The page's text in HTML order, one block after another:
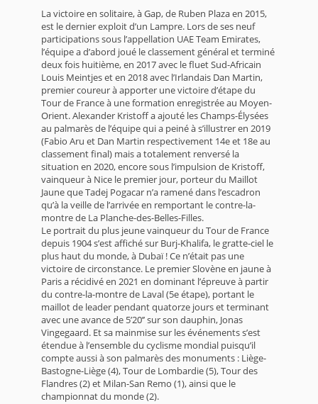
La victoire en solitaire, à Gap, de Ruben Plaza en 2015,
est le dernier exploit d’un Lampre. Lors de ses neuf
participations sous l’appellation UAE Team Emirates,
l’équipe a d’abord joué le classement général et terminé
deux fois huitième, en 2017 avec le fluet Sud-Africain
Louis Meintjes et en 2018 avec l’Irlandais Dan Martin,
premier coureur à apporter une victoire d’étape du
Tour de France à une formation enregistrée au Moyen-
Orient. Alexander Kristoff a ajouté les Champs-Élysées
au palmarès de l’équipe qui a peiné à s’illustrer en 2019
(Fabio Aru et Dan Martin respectivement 14e et 18e au
classement final) mais a totalement renversé la
situation en 2020, encore sous l’impulsion de Kristoff,
vainqueur à Nice le premier jour, porteur du Maillot
Jaune que Tadej Pogacar n’a ramené dans l’escadron
qu’à la veille de l’arrivée en remportant le contre-la-
montre de La Planche-des-Belles-Filles.
Le portrait du plus jeune vainqueur du Tour de France
depuis 1904 s’est affiché sur Burj-Khalifa, le gratte-ciel le
plus haut du monde, à Dubaï ! Ce n’était pas une
victoire de circonstance. Le premier Slovène en jaune à
Paris a récidivé en 2021 en dominant l’épreuve à partir
du contre-la-montre de Laval (5e étape), portant le
maillot de leader pendant quatorze jours et terminant
avec une avance de 5’20’’ sur son dauphin, Jonas
Vingegaard. Et sa mainmise sur les événements s’est
étendue à l’ensemble du cyclisme mondial puisqu’il
compte aussi à son palmarès des monuments : Liège-
Bastogne-Liège (4), Tour de Lombardie (5), Tour des
Flandres (2) et Milan-San Remo (1), ainsi que le
championnat du monde (2).